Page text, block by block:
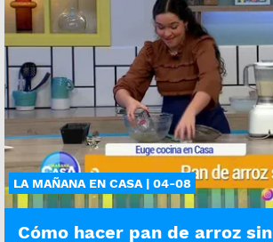
LA MAÑANA EN CASA | 04-08
Cómo hacer pan de arroz sin